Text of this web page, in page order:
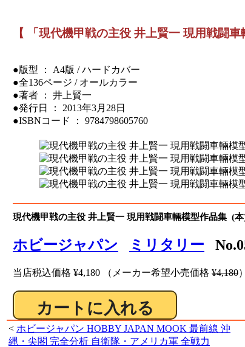
【 「現代機甲戦の主役 井上賢一 現用戦闘車
●版型 ： A4版 / ハードカバー
●全136ページ / オールカラー
●著者 ： 井上賢一
●発行日 ： 2013年3月28日
●ISBNコード ： 9784798605760
現代機甲戦の主役 井上賢一 現用戦闘車輛模型作品集 (
ホビージャパン ミリタリー
当店税込価格 ¥4,180 （メーカー希望小売価格 ¥4,180）
< ホビージャパン HOBBY JAPAN MOOK 最前線 沖
縄・尖閣 完全分析 自衛隊・アメリカ軍 全戦力